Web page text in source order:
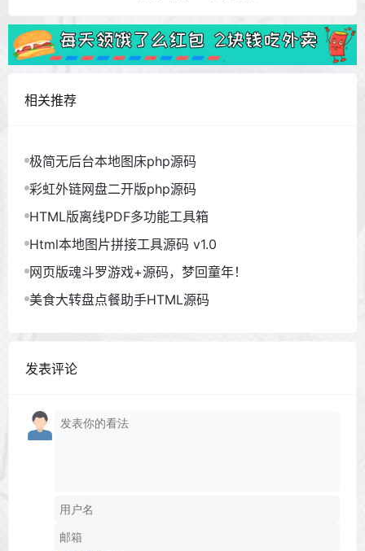
相关推荐
极简无后台本地图床php源码
彩虹外链网盘二开版php源码
HTML版离线PDF多功能工具箱
Html本地图片拼接工具源码 v1.0
网页版魂斗罗游戏+源码，梦回童年！
美食大转盘点餐助手HTML源码
发表评论